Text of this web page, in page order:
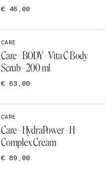
€ 46,00
CARE
Care - BODY - Vita C Body
Scrub - 200 ml
€ 63,00
CARE
Care - HydraPower - H
Complex Cream
€ 89,00